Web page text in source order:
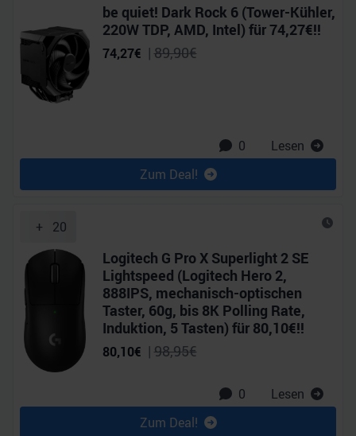
be quiet! Dark Rock 6 (Tower-Kühler,
220W TDP, AMD, Intel) für 74,27€!!
74,27€ | 89,90€
0
Lesen
Zum Deal!
+ 20
Logitech G Pro X Superlight 2 SE
Lightspeed (Logitech Hero 2,
888IPS, mechanisch-optischen
Taster, 60g, bis 8K Polling Rate,
Induktion, 5 Tasten) für 80,10€!!
80,10€ | 98,95€
0
Lesen
Zum Deal!